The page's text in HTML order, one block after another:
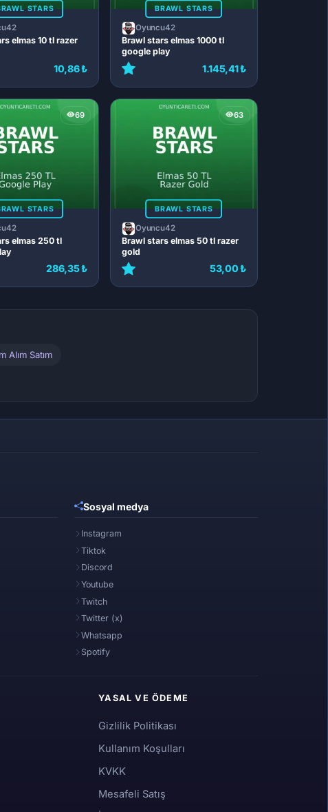
STARS
elmas 10 tl razer
10,86 ₺
BRAWL STARS
Oyuncu42
Brawl stars elmas 1000 tl
google play
1.145,41 ₺
69
STARS
elmas 250 tl
286,35 ₺
63
BRAWL STARS
Oyuncu42
Brawl stars elmas 50 tl razer
gold
53,00 ₺
Alım Satım
Sosyal medya
Instagram
Tiktok
Discord
Youtube
Twitch
Twitter (x)
Whatsapp
Spotify
YASAL VE ÖDEME
Gizlilik Politikası
Kullanım Koşulları
KVKK
Mesafeli Satış